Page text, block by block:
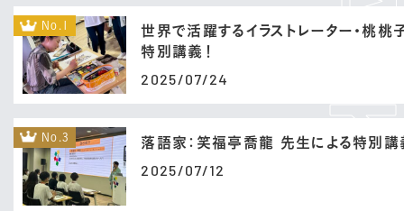
No.1
世界で活躍するイラストレーター・桃桃
特別講義！
2025/07/24
No.3 落語家：笑福亭喬龍 先生による特別講
2025/07/12